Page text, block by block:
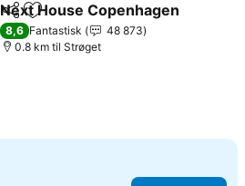
Del Legg til i favoritter
Next House Copenhagen
8,6 Fantastisk
48 873
0.8 km til Strøget